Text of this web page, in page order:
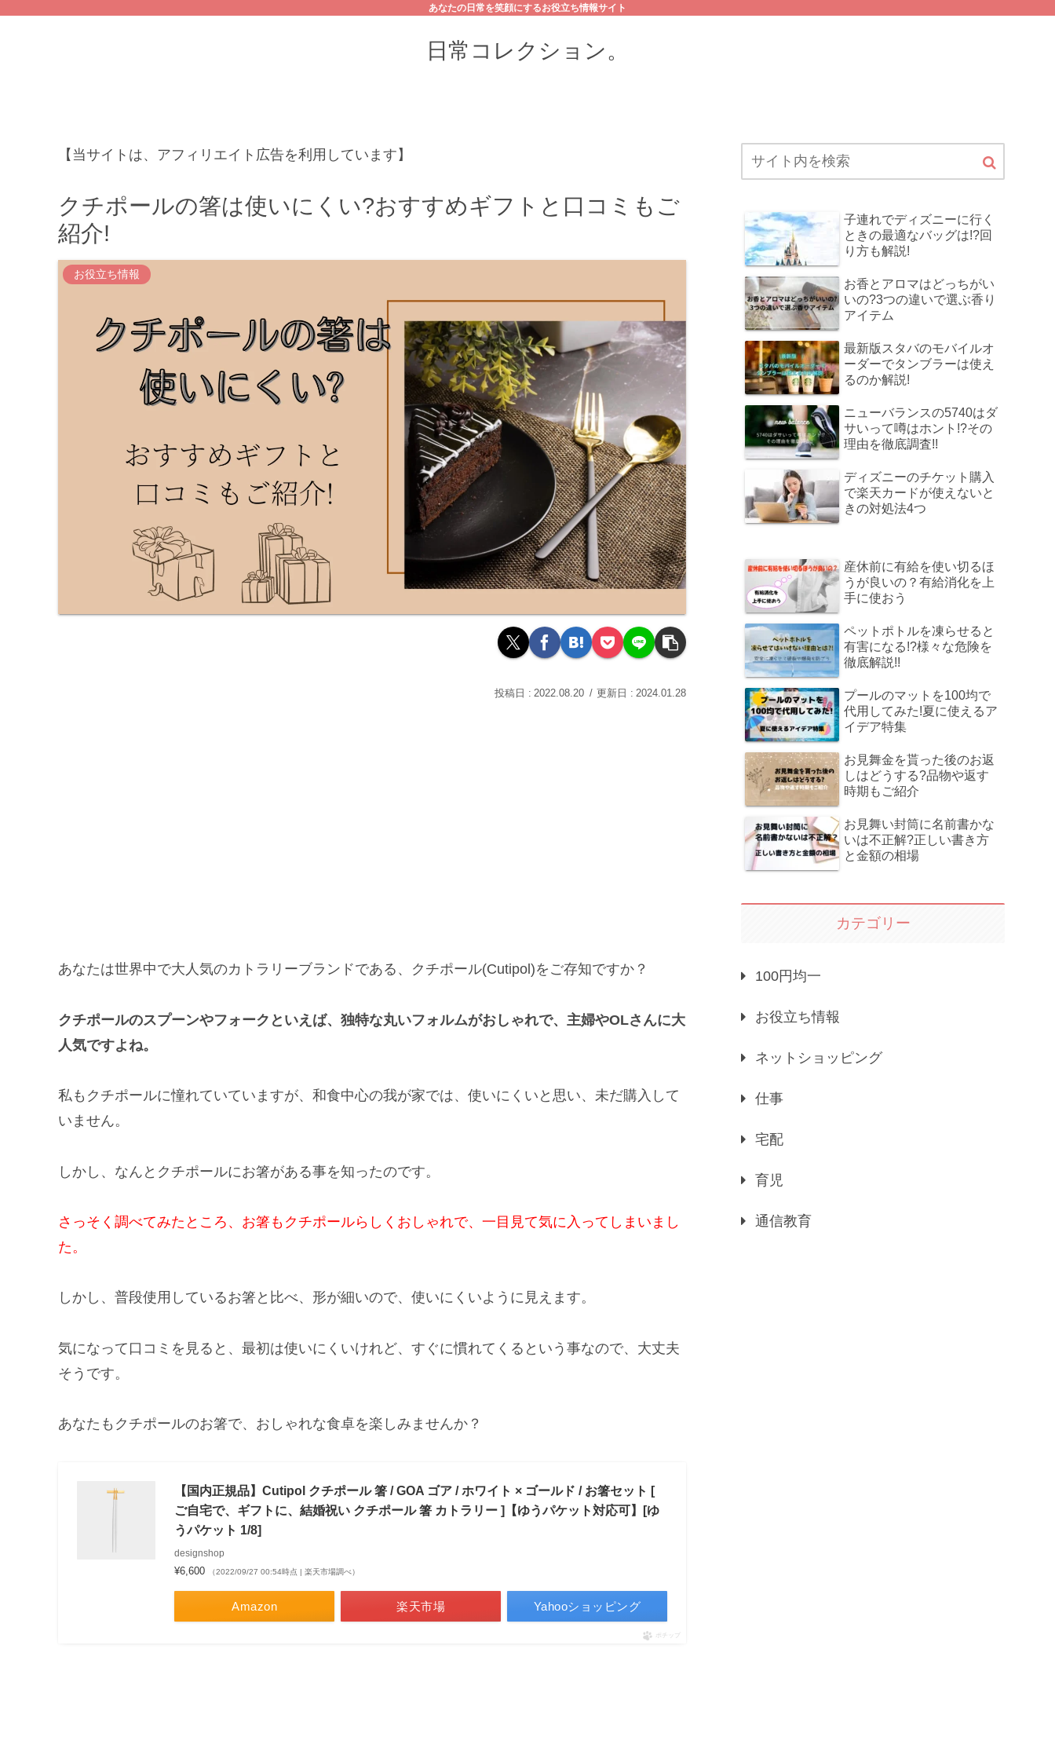
あなたの日常を笑顔にするお役立ち情報サイト
日常コレクション。
【当サイトは、アフィリエイト広告を利用しています】
クチポールの箸は使いにくい?おすすめギフトと口コミもご
紹介!
お役立ち情報
2022.08.20 2024.01.28
あなたは世界中で大人気のカトラリーブランドである、クチポール(Cutipol)をご存知ですか？
クチポールのスプーンやフォークといえば、独特な丸いフォルムがおしゃれで、主婦やOLさんに大
人気ですよね。
私もクチポールに憧れていていますが、和食中心の我が家では、使いにくいと思い、未だ購入して
いません。
しかし、なんとクチポールにお箸がある事を知ったのです。
さっそく調べてみたところ、お箸もクチポールらしくおしゃれで、一目見て気に入ってしまいまし
た。
しかし、普段使用しているお箸と比べ、形が細いので、使いにくいように見えます。
気になって口コミを見ると、最初は使いにくいけれど、すぐに慣れてくるという事なので、大丈夫
そうです。
あなたもクチポールのお箸で、おしゃれな食卓を楽しみませんか？
【国内正規品】Cutipol クチポール 箸 / GOA ゴア / ホワイト × ゴールド / お箸セット [
ご自宅で、ギフトに、結婚祝い クチポール 箸 カトラリー ]【ゆうパケット対応可】[ゆ
うパケット 1/8]
designshop
¥6,600 （2022/09/27 00:54時点 | 楽天市場調べ）
Amazon 楽天市場 Yahooショッピング
ポチップ
子連れでディズニーに行く
ときの最適なバッグは!?回
り方も解説!
お香とアロマはどっちがい
いの?3つの違いで選ぶ香り
アイテム
最新版スタバのモバイルオ
ーダーでタンブラーは使え
るのか解説!
ニューバランスの5740はダ
サいって噂はホント!?その
理由を徹底調査!!
ディズニーのチケット購入
で楽天カードが使えないと
きの対処法4つ
産休前に有給を使い切るほ
うが良いの？有給消化を上
手に使おう
ペットポトルを凍らせると
有害になる!?様々な危険を
徹底解説!!
プールのマットを100均で
代用してみた!夏に使えるア
イデア特集
お見舞金を貰った後のお返
しはどうする?品物や返す
時期もご紹介
お見舞い封筒に名前書かな
いは不正解?正しい書き方
と金額の相場
カテゴリー
100円均一
お役立ち情報
ネットショッピング
仕事
宅配
育児
通信教育